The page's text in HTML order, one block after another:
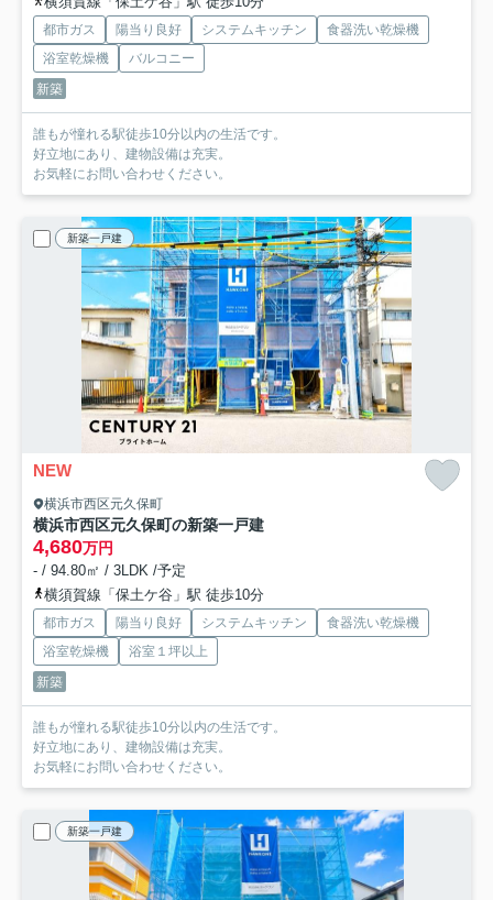
都市ガス 陽当り良好 システムキッチン
食器洗い乾燥機
浴室乾燥機
バルコニー
新築
誰もが憧れる駅徒歩10分以内の生活です。
好立地にあり、建物設備は充実。
お気軽にお問い合わせください。
新築一戸建
NEW
横浜市西区元久保町
横浜市西区元久保町の新築一戸建
4,680万円
- / 94.80㎡ / 3LDK /予定
横須賀線「保土ケ谷」駅 徒歩10分
都市ガス 陽当り良好 システムキッチン
食器洗い乾燥機
浴室乾燥機
浴室１坪以上
新築
誰もが憧れる駅徒歩10分以内の生活です。
好立地にあり、建物設備は充実。
お気軽にお問い合わせください。
新築一戸建